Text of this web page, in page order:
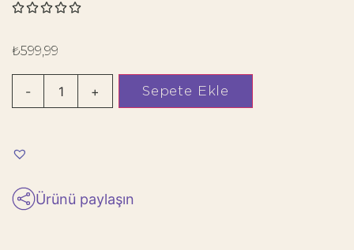

₺599,99
- + Sepete Ekle
Ürünü paylaşın